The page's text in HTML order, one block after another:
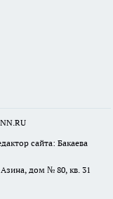
сайта: Бакаева
дом № 80, кв. 31